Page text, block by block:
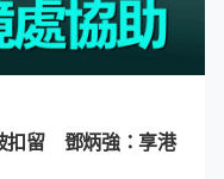
扣留 鄧炳強：享港